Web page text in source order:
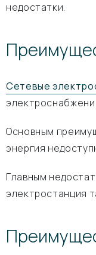
недостатки.
Сетевые
Основным
энергия
Главным
электростанция